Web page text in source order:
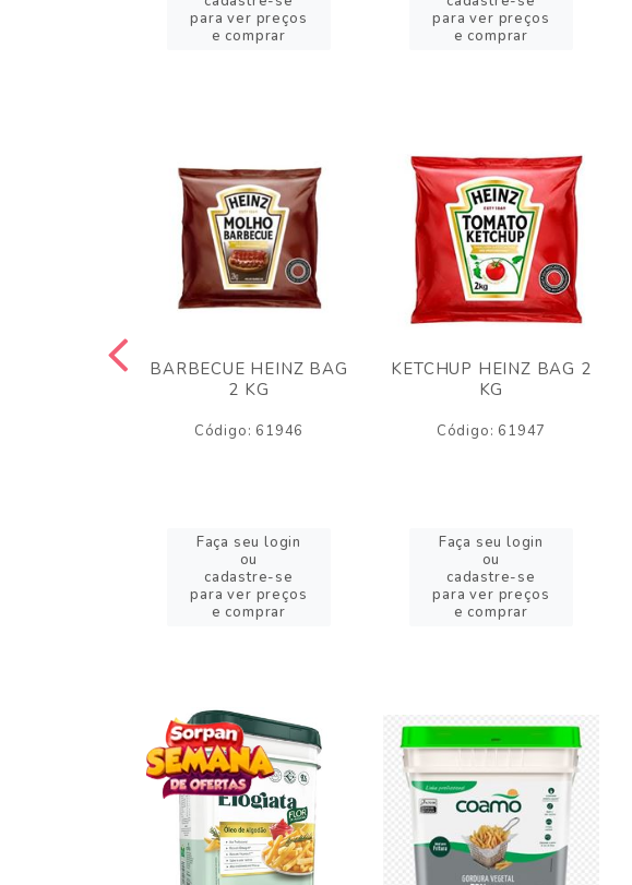
para ver preços
e comprar
para ver preços
e comprar
BARBECUE HEINZ BAG
2 KG
Código: 61946
Faça seu login
ou
cadastre-se
para ver preços
e comprar
KETCHUP HEINZ BAG 2
KG
Código: 61947
Faça seu login
ou
cadastre-se
para ver preços
e comprar